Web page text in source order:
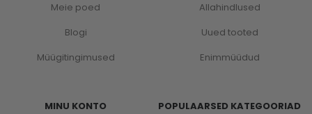
Meie poed
Blogi
Müügitingimused
MINU KONTO
Allahindlused
Uued tooted
Enimmüüdud
POPULAARSED KATEGOORIAD